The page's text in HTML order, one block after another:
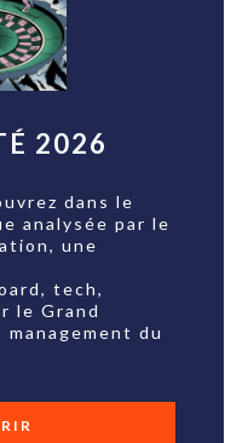
2026
dans le
analysée par le
une
tech,
le Grand
du